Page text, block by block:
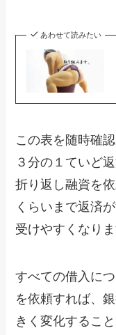
あわせて読みたい
この表を随時確
３分の１ていど
折り返し融資を
くらいまで返済
受けやすくなりま
すべての借入に
を依頼すれば、
きく変化するこ